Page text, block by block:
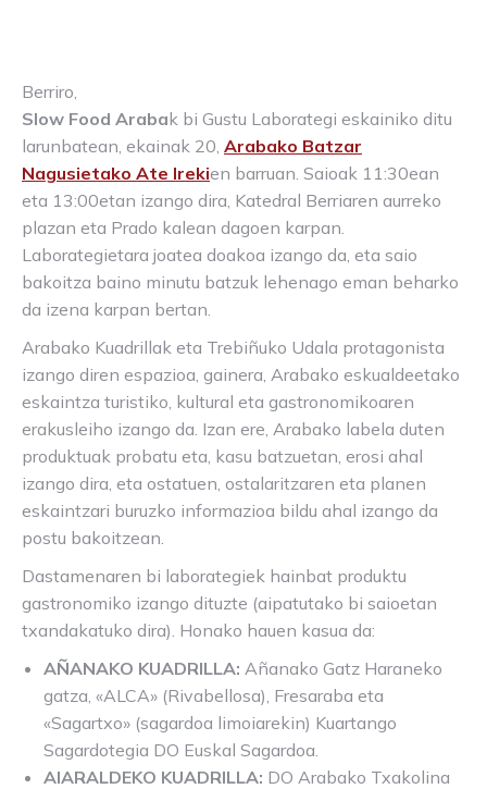
Berriro,
Slow Food Arabak bi Gustu Laborategi eskainiko ditu
larunbatean, ekainak 20, Arabako Batzar
Nagusietako Ate Irekien barruan. Saioak 11:30ean
eta 13:00etan izango dira, Katedral Berriaren aurreko
plazan eta Prado kalean dagoen karpan.
Laborategietara joatea doakoa izango da, eta saio
bakoitza baino minutu batzuk lehenago eman beharko
da izena karpan bertan.
Arabako Kuadrillak eta Trebiñuko Udala protagonista
izango diren espazioa, gainera, Arabako eskualdeetako
eskaintza turistiko, kultural eta gastronomikoaren
erakusleiho izango da. Izan ere, Arabako labela duten
produktuak probatu eta, kasu batzuetan, erosi ahal
izango dira, eta ostatuen, ostalaritzaren eta planen
eskaintzari buruzko informazioa bildu ahal izango da
postu bakoitzean.
Dastamenaren bi laborategiek hainbat produktu
gastronomiko izango dituzte (aipatutako bi saioetan
txandakatuko dira). Honako hauen kasua da:
AÑANAKO KUADRILLA: Añanako Gatz Haraneko
gatza, «ALCA» (Rivabellosa), Fresaraba eta
«Sagartxo» (sagardoa limoiarekin) Kuartango
Sagardotegia DO Euskal Sagardoa.
AIARALDEKO KUADRILLA: DO Arabako Txakolina